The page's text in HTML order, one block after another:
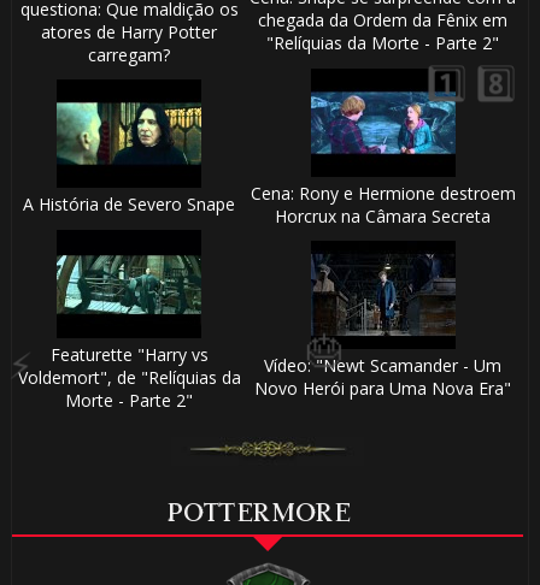
questiona: Que maldição os
atores de Harry Potter
carregam?
chegada da Ordem da Fênix em
"Relíquias da Morte - Parte 2"
A História de Severo Snape
Cena: Rony e Hermione destroem
Horcrux na Câmara Secreta
Featurette "Harry vs
Voldemort", de "Relíquias da
Morte - Parte 2"
Vídeo: "Newt Scamander - Um
Novo Herói para Uma Nova Era"
POTTERMORE
🎈
🎂